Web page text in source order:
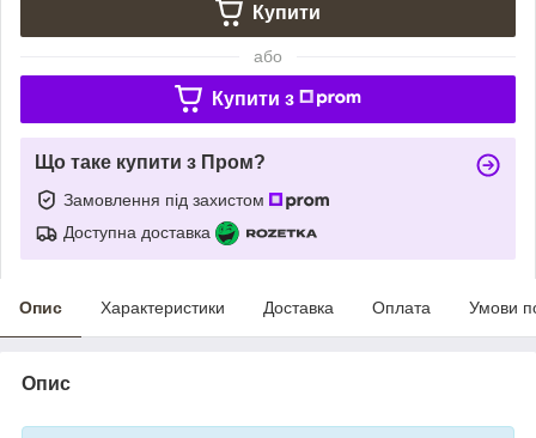
Купити
або
Купити з
Що таке купити з Пром?
Замовлення під захистом
Доступна доставка
Опис Характеристики Доставка Оплата Умови
Опис